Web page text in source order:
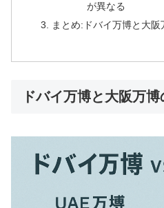
が異なる
まとめ:ドバイ万博と大阪
ドバイ万博と大阪万